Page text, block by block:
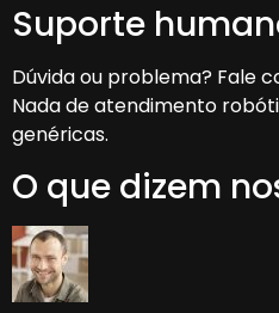
Suporte
Dúvida ou problema? Fale
Nada de atendimento
genéricas.
O que dizem